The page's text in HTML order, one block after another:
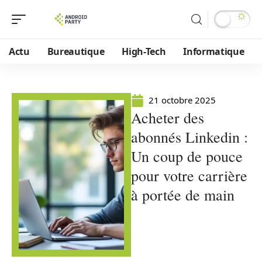
Actu Bureautique High-Tech Informatique
21 octobre 2025
Acheter des
abonnés Linkedin :
Un coup de pouce
pour votre carrière
à portée de main